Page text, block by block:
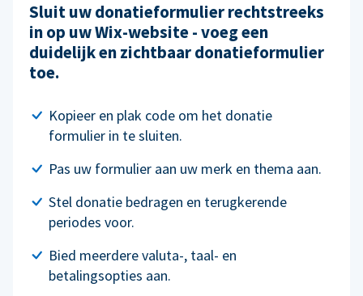
Sluit uw donatieformulier rechtstreeks
in op uw Wix-website - voeg een
duidelijk en zichtbaar donatieformulier
toe.
Kopieer en plak code om het donatie
formulier in te sluiten.
Pas uw formulier aan uw merk en thema aan.
Stel donatie bedragen en terugkerende
periodes voor.
Bied meerdere valuta-, taal- en
betalingsopties aan.